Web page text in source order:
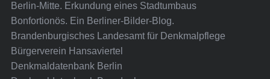
Berlin-Mitte. Erkundung eines Stadtumbaus
Bonfortionös. Ein Berliner-Bilder-Blog.
Brandenburgisches Landesamt für Denkmalpflege
Bürgerverein Hansaviertel
Denkmaldatenbank Berlin